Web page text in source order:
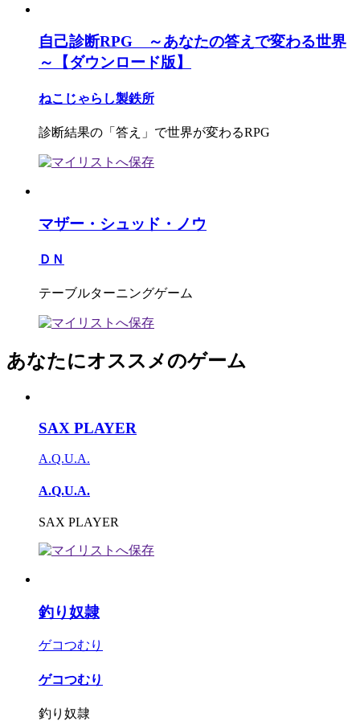
自己診断RPG ～あなたの答えで変わる世界
～【ダウンロード版】
ねこじゃらし製鉄所
診断結果の「答え」で世界が変わるRPG
マザー・シュッド・ノウ
ＤＮ
テーブルターニングゲーム
あなたにオススメのゲーム
SAX PLAYER
A.Q.U.A.
A.Q.U.A.
SAX PLAYER
釣り奴隷
ゲコつむり
ゲコつむり
釣り奴隷